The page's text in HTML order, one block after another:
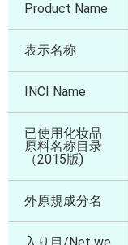
Product Name
表示名称
INCI Name
已使用化妆品
原料名称目录
（2015版)
外原規成分名